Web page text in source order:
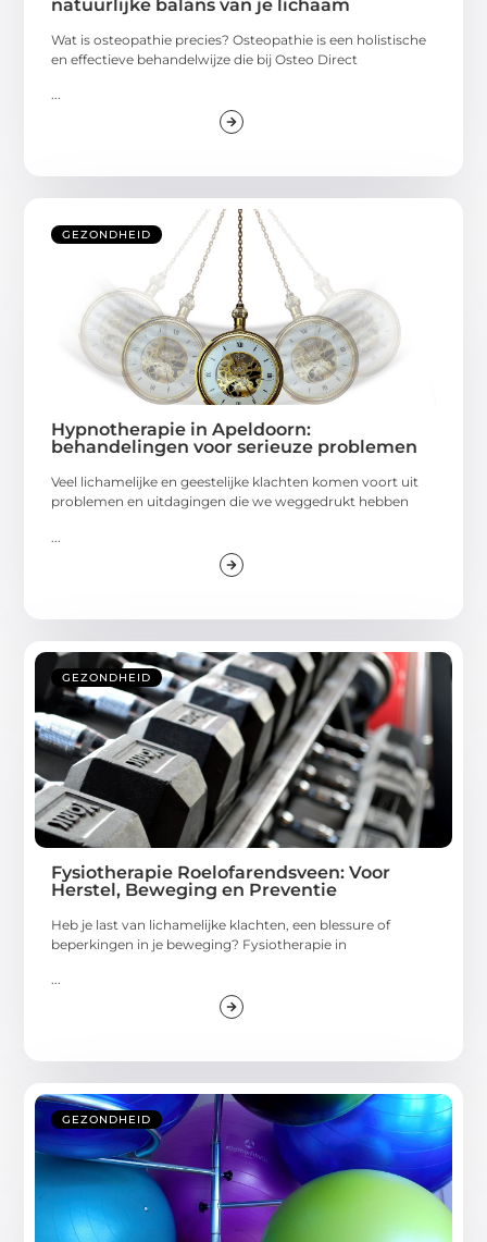
natuurlijke balans van je lichaam
Wat is osteopathie precies? Osteopathie is een holistische
en effectieve behandelwijze die bij Osteo Direct
...
GEZONDHEID
Hypnotherapie in Apeldoorn:
behandelingen voor serieuze problemen
Veel lichamelijke en geestelijke klachten komen voort uit
problemen en uitdagingen die we weggedrukt hebben
GEZONDHEID
Fysiotherapie Roelofarendsveen: Voor
Herstel, Beweging en Preventie
Heb je last van lichamelijke klachten, een blessure of
beperkingen in je beweging? Fysiotherapie in
...
GEZONDHEID